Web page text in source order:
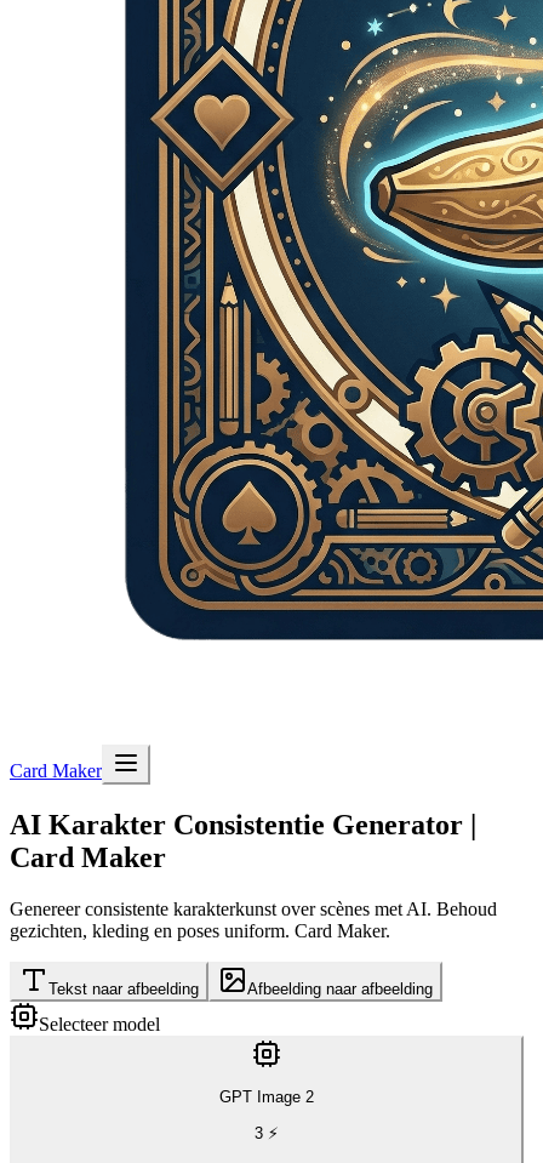
Card Maker
AI Karakter Consistentie Generator |
Card Maker
Genereer consistente karakterkunst over scènes met AI. Behoud
gezichten, kleding en poses uniform. Card Maker.
Tekst naar afbeelding Afbeelding naar afbeelding
Selecteer model
GPT Image 2
3 ⚡